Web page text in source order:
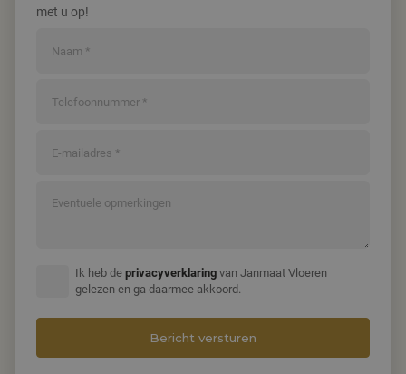
met u op!
Ik heb de privacyverklaring van Janmaat Vloeren
gelezen en ga daarmee akkoord.